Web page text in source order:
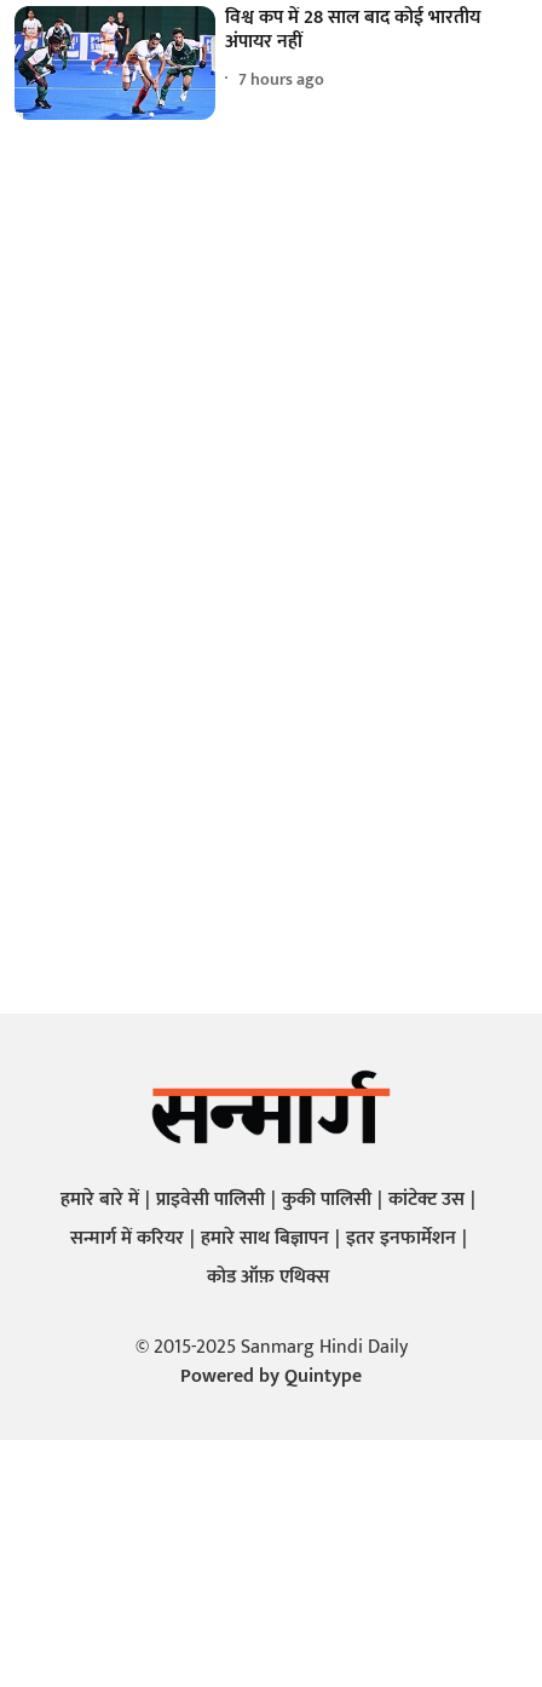
विश्व कप में 28 साल बाद कोई भारतीय
अंपायर नहीं
7 hours ago
हमारे बारे में प्राइवेसी पालिसी कुकी पालिसी कांटेक्ट उस
सन्मार्ग में करियर हमारे साथ बिज्ञापन इतर इनफार्मेशन
कोड ऑफ़ एथिक्स
© 2015-2025 Sanmarg Hindi Daily
Powered byQuintype